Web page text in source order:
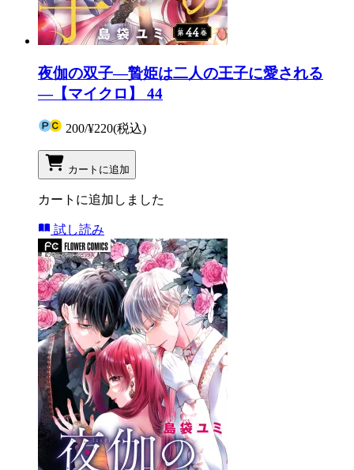
夜伽の双子―贄姫は二人の王子に愛される
―【マイクロ】 44
200/¥220(税込)
カートに追加
カートに追加しました
試し読み